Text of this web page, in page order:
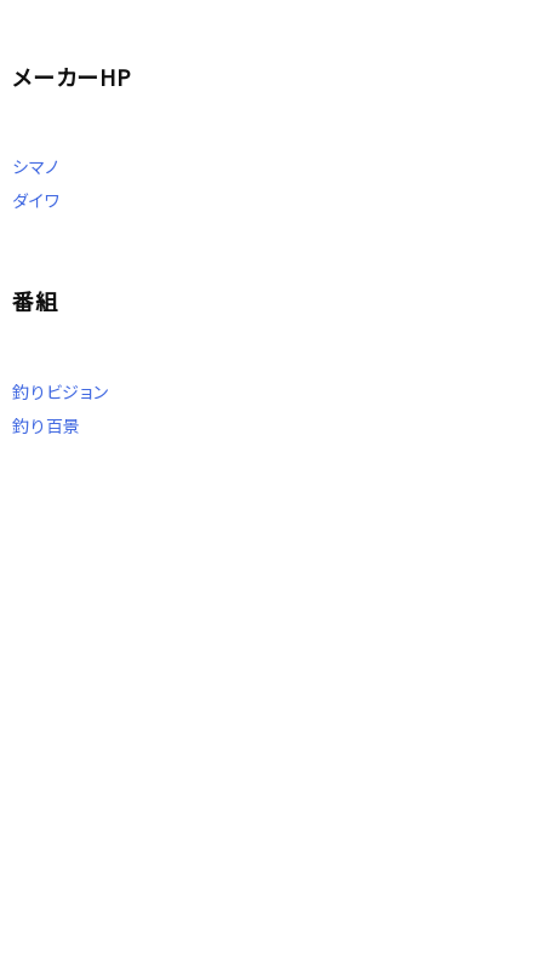
メーカーHP
シマノ
ダイワ
番組
釣りビジョン
釣り百景